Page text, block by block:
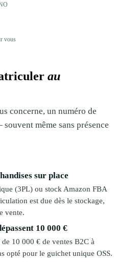
vous
au
concerne, un numéro de
même sans présence
sur place
(3PL) ou stock Amazon FBA
est due dès le stockage,
vente.
10 000 €
10 000 € de ventes B2C à
opté pour le guichet unique OSS.